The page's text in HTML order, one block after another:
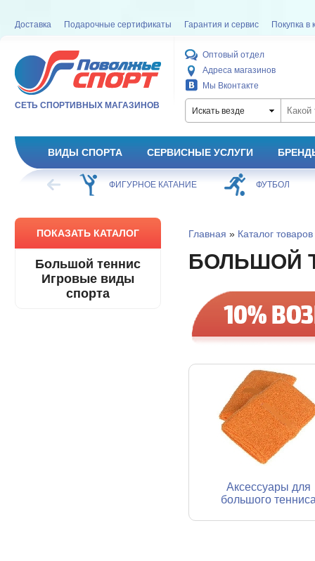
Доставка Подарочные сертификаты Гарантия и сервис Покупка в
СЕТЬ СПОРТИВНЫХ МАГАЗИНОВ
Оптовый отдел
Адреса магазинов
Мы Вконтакте
Искать везде
ВИДЫ СПОРТА СЕРВИСНЫЕ УСЛУГИ
ХОККЕЙ ФИГУРНОЕ КАТАНИЕ ФУТБОЛ
ПОКАЗАТЬ КАТАЛОГ
Большой теннис
Игровые виды
спорта
Главная » Каталог товаров
БОЛЬШОЙ
Аксессуары для
большого